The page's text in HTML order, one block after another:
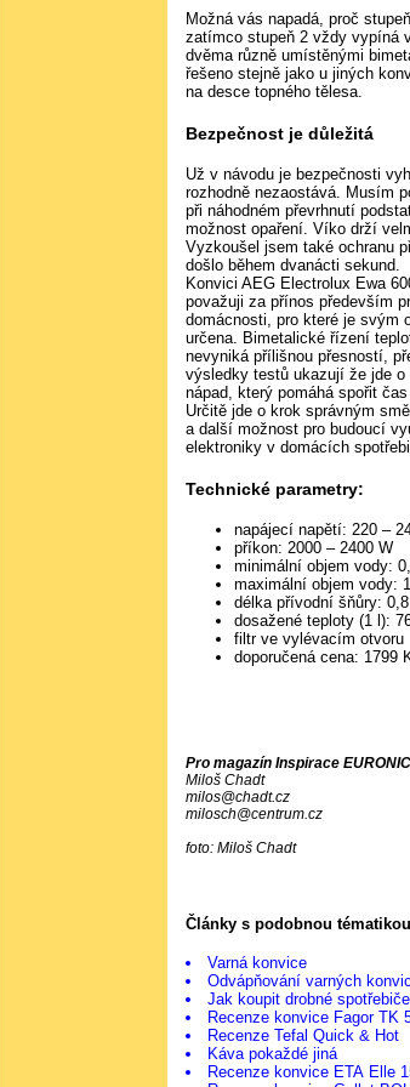
Možná vás napadá, proč
zatímco stupeň 2 vždy vypíná
dvěma různě umístěnými
řešeno stejně jako u jiných
na desce topného tělesa.
Bezpečnost je důležitá
Už v návodu je bezpečnosti
rozhodně nezaostává. Musím
při náhodném převrhnutí
možnost opaření. Víko drží
Vyzkoušel jsem také ochranu
došlo během dvanácti sekund.
Konvici AEG Electrolux Ewa
považuji za přínos především
domácnosti, pro které je svým
určena. Bimetalické řízení
nevyniká přílišnou přesností,
výsledky testů ukazují že jde o
nápad, který pomáhá spořit
Určitě jde o krok správným
a další možnost pro budoucí
elektroniky v domácích
Technické parametry:
napájecí napětí: 220 –
příkon: 2000 – 2400 W
minimální objem vody:
maximální objem vody:
délka přívodní šňůry:
dosažené teploty (1 l):
filtr ve vylévacím otvoru
doporučená cena: 1799
Pro magazín Inspirace
Miloš Chadt
milos@chadt.cz
milosch@centrum.cz
foto: Miloš Chadt
Články s podobnou
Varná konvice
Odvápňování varných
Jak koupit drobné spotřebiče
Recenze konvice Fagor TK
Recenze Tefal Quick & Hot
Káva pokaždé jiná
Recenze konvice ETA Elle